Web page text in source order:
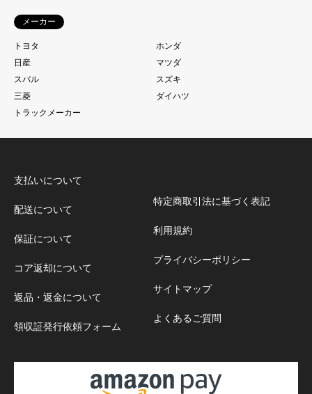
メーカー
トヨタ
ホンダ
日産
マツダ
スバル
スズキ
三菱
ダイハツ
トラックメーカー
支払いについて
配送について
保証について
コア返却について
返品・返金について
領収証発行依頼フォーム
特定商取引法に基づく表記
利用規約
プライバシーポリシー
サイトマップ
よくあるご質問